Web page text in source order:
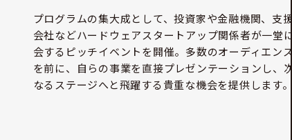
プログラムの集大成として、投資家や金融機関、支
会社などハードウェアスタートアップ関係者が一堂
会するピッチイベントを開催。多数のオーディエン
を前に、自らの事業を直接プレゼンテーションし、
なるステージへと飛躍する貴重な機会を提供します